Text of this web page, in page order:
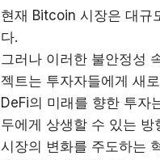
현재 Bitcoin 시장은 대규
다.
그러나 이러한 불안정성
젝트는 투자자들에게 새
DeFi의 미래를 향한 투자
두에게 상생할 수 있는 방
시장의 변화를 주도하는